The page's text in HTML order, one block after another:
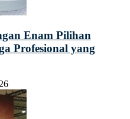
Enam Pilihan
Profesional yang